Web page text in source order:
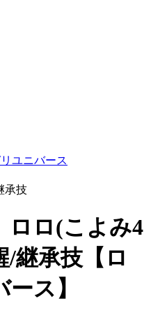
ユニバース
承技
ロロ(こよみ4
/継承技【ロ
ス】